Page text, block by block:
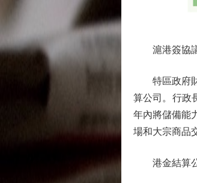
滬港簽協議
特區政府財
算公司。行政
年內將儲備能
場和大宗商品
港金結算公